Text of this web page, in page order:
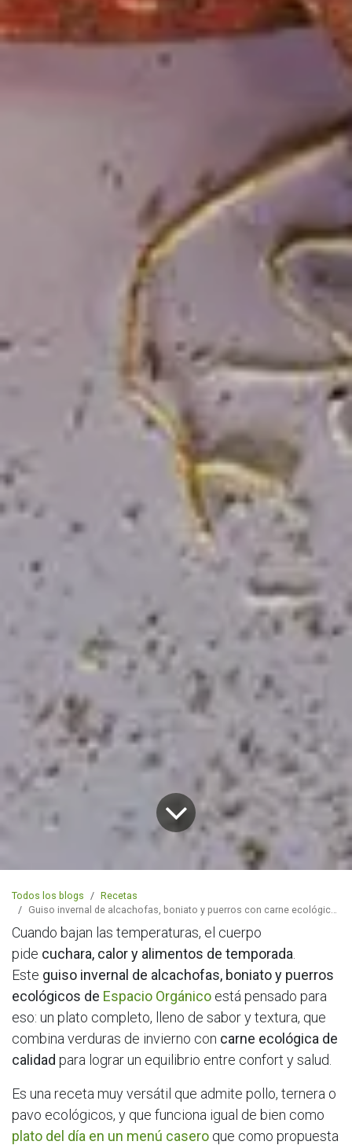
Todos los blogs
Recetas
Guiso invernal de alcachofas, boniato y puerros con carne ecológica de Espacio Orgánico
Cuando bajan las temperaturas, el cuerpo
pide cuchara, calor y alimentos de temporada
Este guiso invernal de alcachofas, boniato y puerros
ecológicos de Espacio Orgánico está pensado para
eso: un plato completo, lleno de sabor y textura, que
combina verduras de invierno con carne ecológica de
calidad para lograr un equilibrio entre confort y salud.
Es una receta muy versátil que admite pollo, ternera o
pavo ecológicos, y que funciona igual de bien como
plato del día en un menú casero que como propuesta